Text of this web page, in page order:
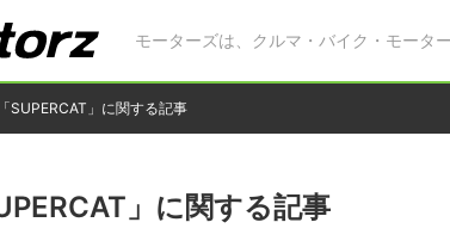
モーターズは、クルマ・バイク・モータ
「SUPERCAT」に関する記事
」に関する記事